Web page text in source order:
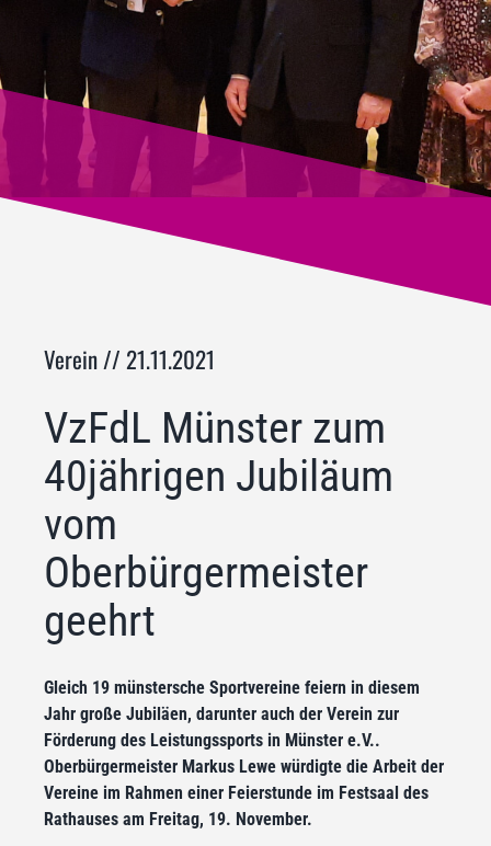
Verein // 21.11.2021
VzFdL Münster zum
40jährigen Jubiläum
vom
Oberbürgermeister
geehrt
Gleich 19 münstersche Sportvereine feiern in diesem
Jahr große Jubiläen, darunter auch der Verein zur
Förderung des Leistungssports in Münster e.V..
Oberbürgermeister Markus Lewe würdigte die Arbeit der
Vereine im Rahmen einer Feierstunde im Festsaal des
Rathauses am Freitag, 19. November.